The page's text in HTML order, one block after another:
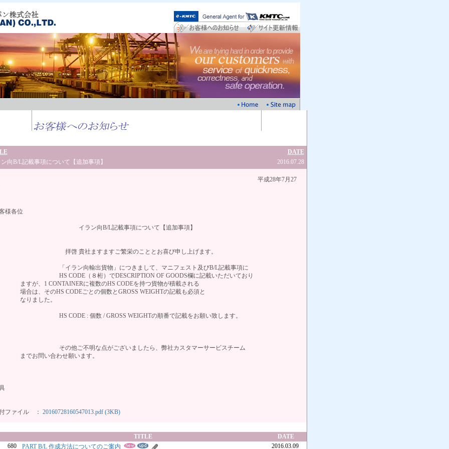
DATE
向B/L記載事項について【追加事項】
2016.07.28
成28年7月27
様各位
ラン向B/L記載事項について【追加事項】
啓 貴社ますますご繁栄のこととお喜び申し上げます。
イラン向輸出貨物」につきまして、マニフェスト及びB/L記載事項に
CODE（８桁）でDESCRIPTION OF GOODS欄に記載いただいており
すが、1 CONTAINERに複数のHS CODEを持つ貨物が積載される
合は、そのHS CODEごとの個数とGROSS WEIGHTの記載も必須と
りました。
CODE : 個数 / GROSS WEIGHTの順番で記載をお願い致します。
の他ご不明な点がございましたら、弊社カスタマーサービスチーム
でお問い合わせ願います。
ファイル ： 20160728160547013.pdf (3KB)
TITLE
DATE
680
PART B/L 作成方法についてのご案内 2016.03.09